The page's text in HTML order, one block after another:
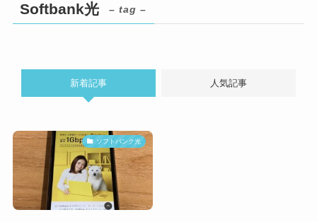
Softbank光 – tag –
新着記事 人気記事
ソフトバンク光